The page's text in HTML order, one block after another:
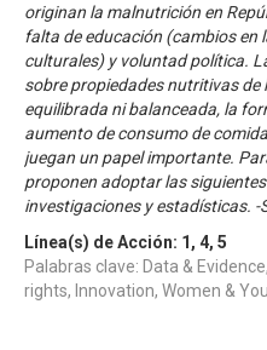
originan la malnutrición en
falta de educación (cambios en
culturales) y voluntad política.
sobre propiedades nutritivas de
equilibrada ni balanceada, la
aumento de consumo de
juegan un papel importante.
proponen adoptar las
investigaciones y estadísticas. -
Línea(s) de Acción: 1 , 4, 5
Palabras clave: Data &
rights, Innovation, Women &